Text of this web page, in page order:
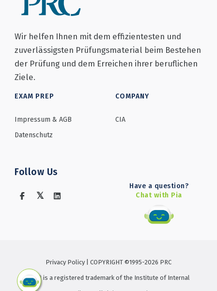
Wir helfen Ihnen mit dem effizientesten und
zuverlässigsten Prüfungsmaterial beim Bestehen
der Prüfung und dem Erreichen ihrer beruflichen
Ziele.
EXAM PREP
Impressum & AGB
Datenschutz
COMPANY
CIA
Follow Us
Have a question?
Chat with Pia
Privacy Policy | COPYRIGHT ©1995-2026 PRC
CIA ® is a registered trademark of the Institute of Internal